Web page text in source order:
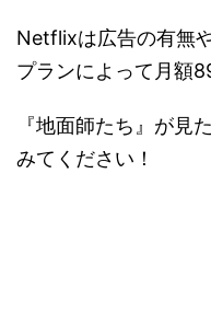
Netflixは広告の有無
プランによって月額
『地面師たち』が見
みてください！